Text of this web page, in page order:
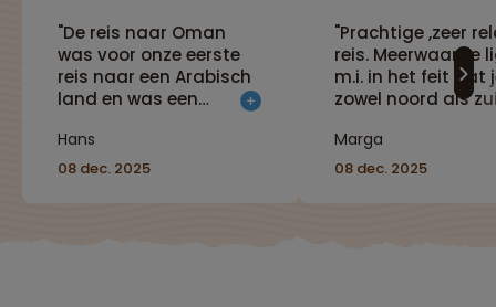
"De reis naar Oman
was voor onze eerste
reis naar een Arabisch
land en was een
met aardige bevolking
en een zeer schoon
Hans
08 dec. 2025
"Prachtige ,zeer
reis. Meerwaarde
m.i. in het feit dat
zowel noord als
Verlengen in
aanrader."
Marga
08 dec. 2025